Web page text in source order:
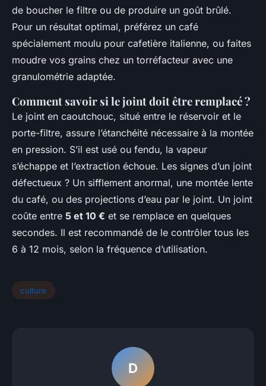
de boucher le filtre ou de produire un goût brûlé.
Pour un résultat optimal, préférez un café
spécialement moulu pour cafetière italienne, ou faites
moudre vos grains chez un torréfacteur avec une
granulométrie adaptée.
Comment savoir si le joint doit être remplacé ?
Le joint en caoutchouc, situé entre le réservoir et le
porte-filtre, assure l’étanchéité nécessaire à la montée
en pression. S’il est usé ou fendu, la vapeur
s’échappe et l’extraction échoue. Les signes d’un joint
défectueux ? Un sifflement anormal, une montée lente
du café, ou des projections d’eau par le joint. Un joint
coûte entre 5 et 10 € et se remplace en quelques
secondes. Il est recommandé de le contrôler tous les
6 à 12 mois, selon la fréquence d’utilisation.
culture
D